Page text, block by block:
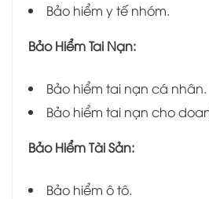
Bảo hiểm y tế nhóm.
Bảo Hiểm Tai Nạn:
Bảo hiểm tai nạn cá nhân.
Bảo hiểm tai nạn cho
Bảo Hiểm Tài Sản:
Bảo hiểm ô tô.